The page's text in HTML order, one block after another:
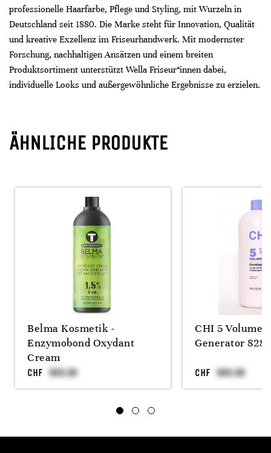
professionelle Haarfarbe, Pflege und Styling, mit Wurzeln in
Deutschland seit 1880. Die Marke steht für Innovation, Qualität
und kreative Exzellenz im Friseurhandwerk. Mit modernster
Forschung, nachhaltigen Ansätzen und einem breiten
Produktsortiment unterstützt Wella Friseur*innen dabei,
individuelle Looks und außergewöhnliche Ergebnisse zu erzielen.
ÄHNLICHE PRODUKTE
Belma Kosmetik -
Enzymobond Oxydant
Cream
CHF
CHI 5 Volume
Generator 828
CHF